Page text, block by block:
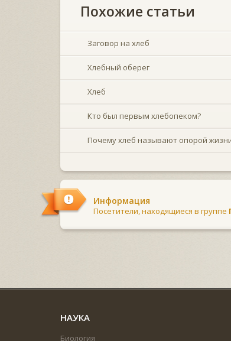
Похожие статьи
Заговор на хлеб
Хлебный оберег
Хлеб
Кто был первым хлебопеком?
Почему хлеб называют опорой
Информация
Посетители, находящиеся в группе
НАУКА
Биология